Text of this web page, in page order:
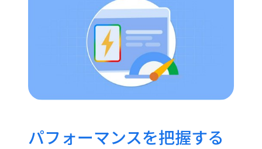
パフォーマンスを把握する